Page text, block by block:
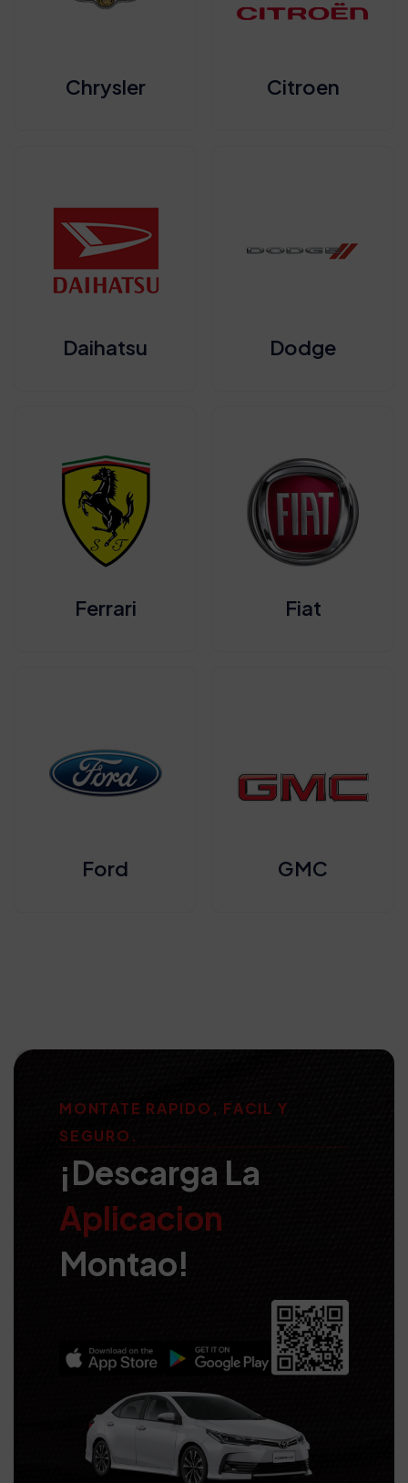
Chrysler Citroen
Daihatsu Dodge
Ferrari Fiat
Ford GMC
MONTATE RAPIDO, FACIL Y
SEGURO.
¡Descarga La
Aplicacion
Montao!